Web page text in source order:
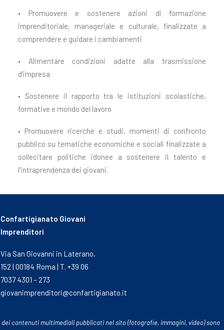
• Promuovere e sostenere azioni di formazione
imprenditoriale, manageriale e culturale, finalizzate a
comprendere e guidare i cambiamenti
• Alimentare condizioni adatte alla trasmissione
d’impresa
• Sostenere il rapporto tra le istituzioni scolastiche,
formative e mondo del lavoro
• Promuovere ricerche e studi, momenti di confronto
pubblico su tematiche economiche e sociali finalizzate a
sollecitare politiche idonee a sostenere il talento e
l’intraprendenza dei giovani.
Confartigianato Giovani
Imprenditori
Via San Giovanni in Laterano,
152 | 00184 Roma | T. +39 06
7037 4301 – 273
giovanimprenditori@confartigianato.it
dei contenuti multimediali pubblicati nel sito (fotografie, immagini, video) sono